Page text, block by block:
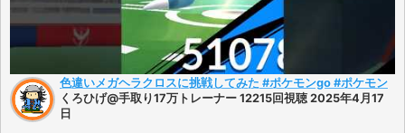
色違いメガヘラクロスに挑戦してみた #ポケモンgo #ポケモン
くろひげ@手取り17万トレーナー 12215回視聴 2025年4月17
日